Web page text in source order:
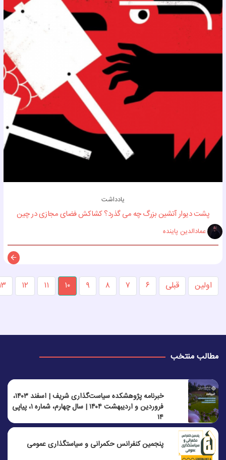
یادداشت
پشت دیوار آتشین بزرگ چه می گذرد؟ کشاکش فضای مجازی در چین
عمادالدین پاینده
اولین
قبلی ۶ ۷ ۸ ۹ ۱۰ ۱۱ ۱۲
مطالب منتخب
خبرنامه پژوهشکده سیاست‌گذاری شریف | اسفند ۱۴۰۳،
فروردین و اردیبهشت ۱۴۰۴ | سال چهارم، شماره ۱، پیاپی
۱۴
پنجمين كنفرانس حكمرانی و سياستگذاری عمومی